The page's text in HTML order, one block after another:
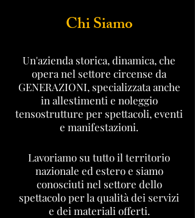
Chi Siamo
Un'azienda storica, dinamica, che
opera nel settore circense da
GENERAZIONI, specializzata anche
in allestimenti e noleggio
tensostrutture per spettacoli, eventi
e manifestazioni.
Lavoriamo su tutto il territorio
nazionale ed estero e siamo
conosciuti nel settore dello
spettacolo per la qualità dei servizi
e dei materiali offerti.